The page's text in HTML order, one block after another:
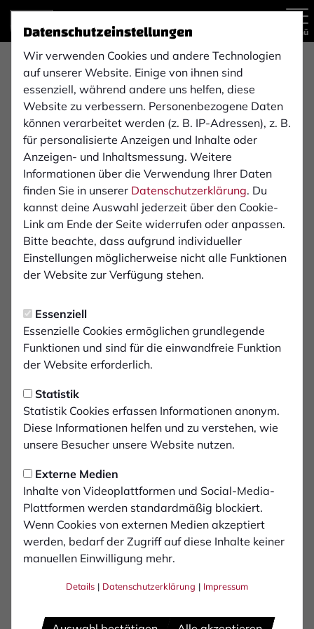
Datenschutzeinstellungen
Wir verwenden Cookies und andere Technologien
auf unserer Website. Einige von ihnen sind
essenziell, während andere uns helfen, diese
Website zu verbessern. Personenbezogene Daten
können verarbeitet werden (z. B. IP-Adressen), z. B.
für personalisierte Anzeigen und Inhalte oder
Anzeigen- und Inhaltsmessung. Weitere
Informationen über die Verwendung Ihrer Daten
finden Sie in unserer Datenschutzerklärung. Du
kannst deine Auswahl jederzeit über den Cookie-
Link am Ende der Seite widerrufen oder anpassen.
Bitte beachte, dass aufgrund individueller
Einstellungen möglicherweise nicht alle Funktionen
der Website zur Verfügung stehen.
Essenziell
Essenzielle Cookies ermöglichen grundlegende
Funktionen und sind für die einwandfreie Funktion
der Website erforderlich.
Statistik
Statistik Cookies erfassen Informationen anonym.
Diese Informationen helfen und zu verstehen, wie
unsere Besucher unsere Website nutzen.
Externe Medien
Inhalte von Videoplattformen und Social-Media-
Plattformen werden standardmäßig blockiert.
Wenn Cookies von externen Medien akzeptiert
werden, bedarf der Zugriff auf diese Inhalte keiner
manuellen Einwilligung mehr.
Details | Datenschutzerklärung | Impressum
Menü
Regionalliga West , 16. Spieltag
1. FC Bocholt
1. Mannschaft
2:3
(2:0) FC Schalke 04
2. Mannschaft
Übersicht Liveticker Aufstellung
Infos zum Spiel
Lukas Koch
Assistent 1:
Nils Leichert
Assistent 2:
Jonas Windeln
Zuschauer:
2176